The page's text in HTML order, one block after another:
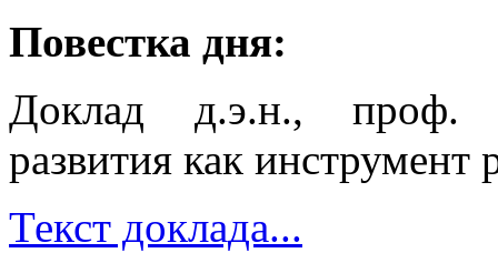
Повестка дня:
Доклад д.э.н., проф.
развития как
Текст доклада...